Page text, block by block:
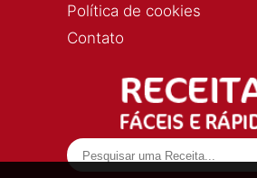
Política de cookies
Contato